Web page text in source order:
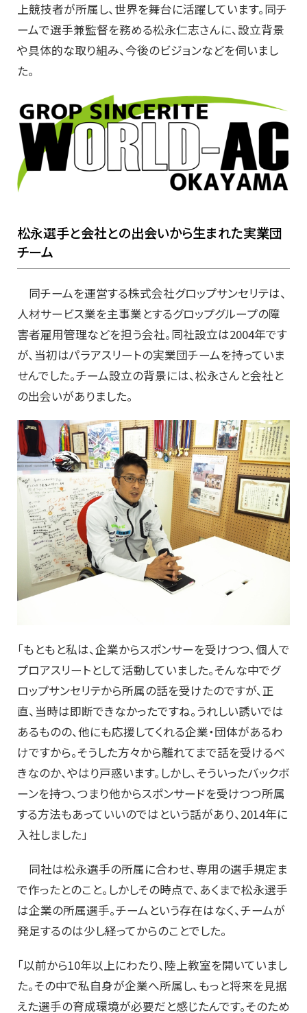
上競技者が所属し、世界を舞台に活躍しています。同チ
ームで選手兼監督を務める松永仁志さんに、設立背景
や具体的な取り組み、今後のビジョンなどを伺いまし
た。
松永選手と会社との出会いから生まれた実業団
チーム
同チームを運営する株式会社グロップサンセリテは、
人材サービス業を主事業とするグロップグループの障
害者雇用管理などを担う会社。同社設立は2004年です
が、当初はパラアスリートの実業団チームを持っていま
せんでした。チーム設立の背景には、松永さんと会社と
の出会いがありました。
「もともと私は、企業からスポンサーを受けつつ、個人で
プロアスリートとして活動していました。そんな中でグ
ロップサンセリテから所属の話を受けたのですが、正
直、当時は即断できなかったですね。うれしい誘いでは
あるものの、他にも応援してくれる企業・団体があるわ
けですから。そうした方々から離れてまで話を受けるべ
きなのか、やはり戸惑います。しかし、そういったバックボ
ーンを持つ、つまり他からスポンサードを受けつつ所属
する方法もあっていいのではという話があり、2014年に
入社しました」
同社は松永選手の所属に合わせ、専用の選手規定ま
で作ったとのこと。しかしその時点で、あくまで松永選手
は企業の所属選手。チームという存在はなく、チームが
発足するのは少し経ってからのことでした。
「以前から10年以上にわたり、陸上教室を開いていまし
た。その中で私自身が企業へ所属し、もっと将来を見据
えた選手の育成環境が必要だと感じたんです。そのため